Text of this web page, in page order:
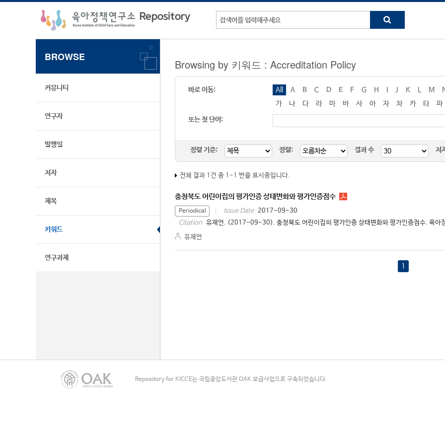
BROWSE
커뮤니티
연구자
발행일
저자
제목
키워드
연구과제
Browsing by 키워드 : Accreditation Policy
바로 이동: All A B C D E F G H J K M
가
나 다 라 마 바 사 아 자 차 카 타 파
또는 첫 단어:
정렬 기준: 정렬: 결과 수 저
전체 결과 1건 중 1-1 번을 표시중입니다.
충청북도 어린이집의 평가인증 상태변화와 평가인증점수
Periodical Issue Date 2017-09-30
Citation 유재언. (2017-09-30). 충청북도 어린이집의 평가인증 상태변화와 평가인증점수. 육
유재언
1
Repository for KICCE는 국립중앙도서관 OAK 보급사업으로 구축되었습니다.